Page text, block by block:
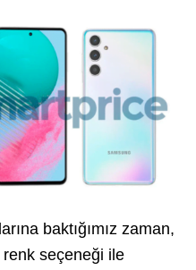
baktığımız zaman,
renk seçeneği ile